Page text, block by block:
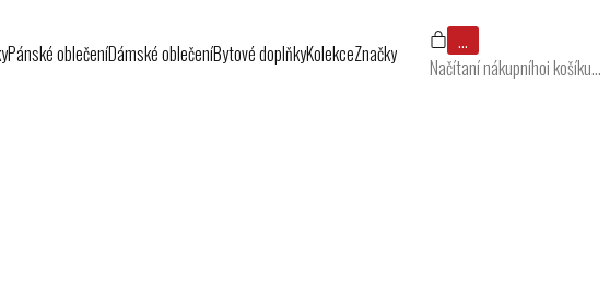
Pánské oblečeníDámské oblečeníBytové doplňkyKolekceZnačky
…
Načítaní nákupníhoi košíku…